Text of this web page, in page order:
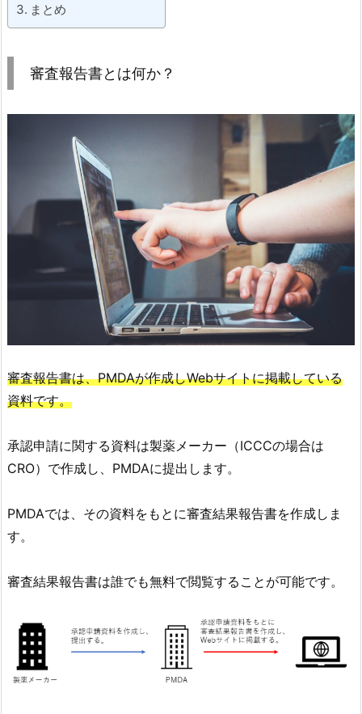
まとめ
審査報告書とは何か？
審査報告書は、PMDAが作成しWebサイトに掲載している
資料です。
承認申請に関する資料は製薬メーカー（ICCCの場合は
CRO）で作成し、PMDAに提出します。
PMDAでは、その資料をもとに審査結果報告書を作成しま
す。
審査結果報告書は誰でも無料で閲覧することが可能です。